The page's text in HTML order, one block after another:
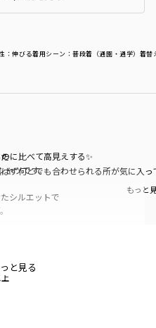
：伸びる着用シーン ：普段着（通園・通学） 着替
に比べて高見えする✨
ず何とでも合わせられる所が気に入
もっと
ャツです。
シルエットで
ングが楽しめます。
と見る